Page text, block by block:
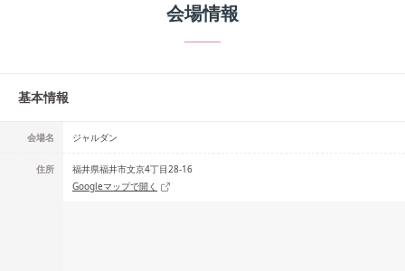
会場情報
基本情報
会場名 ジャルダン
住所
福井県福井市文京4丁目28-16
Googleマップで開く